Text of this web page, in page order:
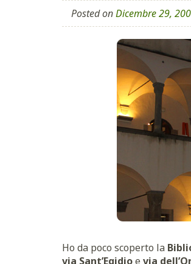
Posted onDicembre 29,
Ho da poco scoperto la
via Sant’Egidioe via